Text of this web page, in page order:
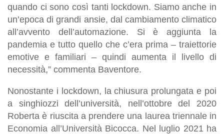
quando ci sono così tanti lockdown. Siamo anche in
un’epoca di grandi ansie, dal cambiamento climatico
all’avvento dell’automazione. Si è aggiunta la
pandemia e tutto quello che c’era prima – traiettorie
emotive e familiari – quindi aumenta il livello di
necessità,” commenta Baventore.
Nonostante i lockdown, la chiusura prolungata e poi
a singhiozzi dell’università, nell’ottobre del 2020
Roberta è riuscita a prendere una laurea triennale in
Economia all’Università Bicocca. Nel luglio 2021 ha